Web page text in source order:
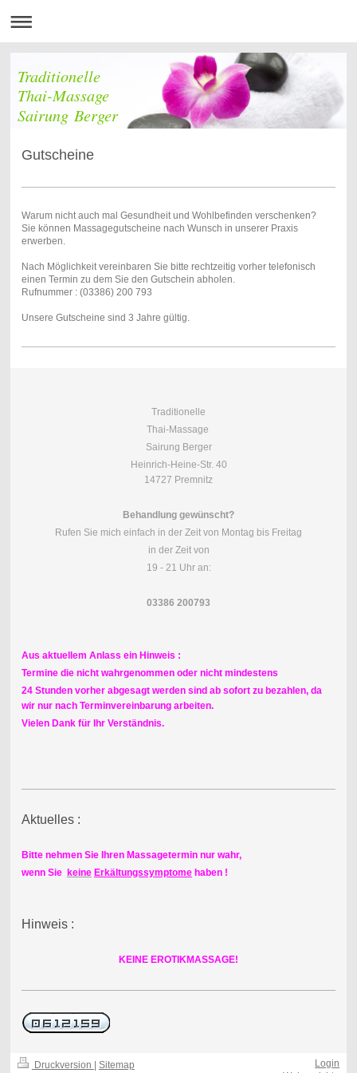
Traditionelle
Thai-Massage
Sairung Berger
Gutscheine
Warum nicht auch mal Gesundheit und Wohlbefinden verschenken?
Sie können Massagegutscheine nach Wunsch in unserer Praxis
erwerben.
Nach Möglichkeit vereinbaren Sie bitte rechtzeitig vorher telefonisch
einen Termin zu dem Sie den Gutschein abholen.
Rufnummer : (03386) 200 793
Unsere Gutscheine sind 3 Jahre gültig.
Traditionelle
Thai-Massage
Sairung Berger
Heinrich-Heine-Str. 40
14727 Premnitz
Behandlung gewünscht?
Rufen Sie mich einfach in der Zeit von Montag bis Freitag
in der Zeit von
19 - 21 Uhr an:
03386 200793
Aus aktuellem Anlass ein Hinweis :
Termine die nicht wahrgenommen oder nicht mindestens
24 Stunden vorher abgesagt werden sind ab sofort zu bezahlen, da
wir nur nach Terminvereinbarung arbeiten.
Vielen Dank für Ihr Verständnis.
Aktuelles :
Bitte nehmen Sie Ihren Massagetermin nur wahr,
wenn Sie keine Erkältungssymptomehaben !
Hinweis :
KEINE EROTIKMASSAGE!
Druckversion | Sitemap
Login